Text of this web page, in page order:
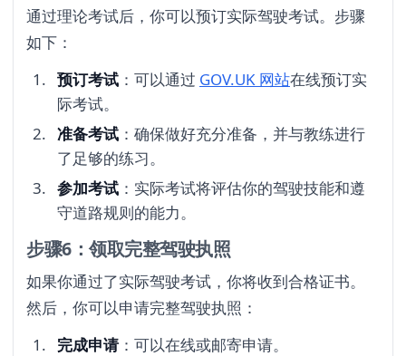
通过理论考试后，你可以预订实际驾驶考试。步骤
如下：
预订考试 ：可以通过 GOV.UK 网站在线预订实
际考试。
准备考试 ：确保做好充分准备，并与教练进行
了足够的练习。
参加考试 ：实际考试将评估你的驾驶技能和遵
守道路规则的能力。
步骤6：领取完整驾驶执照
如果你通过了实际驾驶考试，你将收到合格证书。
然后，你可以申请完整驾驶执照：
完成申请：可以在线或邮寄申请。